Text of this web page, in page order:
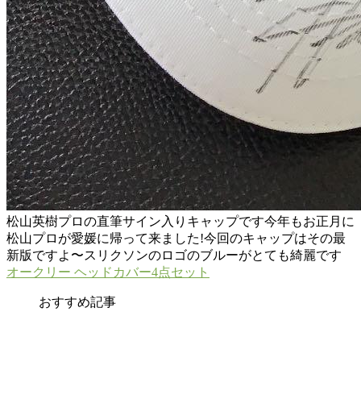
松山英樹プロの直筆サイン入りキャップです今年もお正月に
松山プロが愛媛に帰って来ました!今回のキャップはその最
新版ですよ〜スリクソンのロゴのブルーがとても綺麗です
オークリー ヘッドカバー4点セット
おすすめ記事